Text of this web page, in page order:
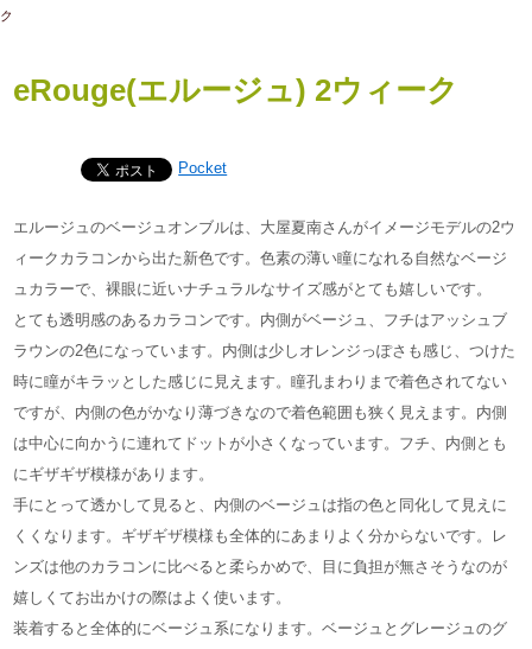
ク
eRouge(エルージュ) 2ウィーク
Pocket
エルージュのベージュオンブルは、大屋夏南さんがイメージモデルの2ウ
ィークカラコンから出た新色です。色素の薄い瞳になれる自然なベージ
ュカラーで、裸眼に近いナチュラルなサイズ感がとても嬉しいです。
とても透明感のあるカラコンです。内側がベージュ、フチはアッシュブ
ラウンの2色になっています。内側は少しオレンジっぽさも感じ、つけた
時に瞳がキラッとした感じに見えます。瞳孔まわりまで着色されてない
ですが、内側の色がかなり薄づきなので着色範囲も狭く見えます。内側
は中心に向かうに連れてドットが小さくなっています。フチ、内側とも
にギザギザ模様があります。
手にとって透かして見ると、内側のベージュは指の色と同化して見えに
くくなります。ギザギザ模様も全体的にあまりよく分からないです。レ
ンズは他のカラコンに比べると柔らかめで、目に負担が無さそうなのが
嬉しくてお出かけの際はよく使います。
装着すると全体的にベージュ系になります。ベージュとグレージュのグ